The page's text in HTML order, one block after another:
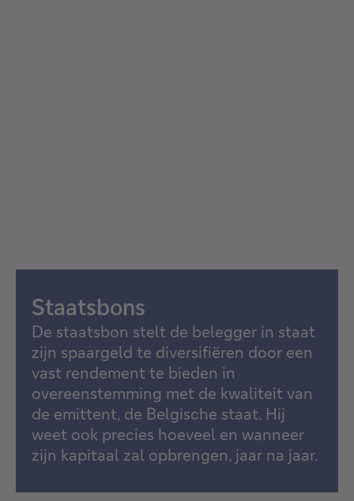
Staatsbons
De staatsbon stelt de belegger in staat
zijn spaargeld te diversifiëren door een
vast rendement te bieden in
overeenstemming met de kwaliteit van
de emittent, de Belgische staat. Hij
weet ook precies hoeveel en wanneer
zijn kapitaal zal opbrengen, jaar na jaar.